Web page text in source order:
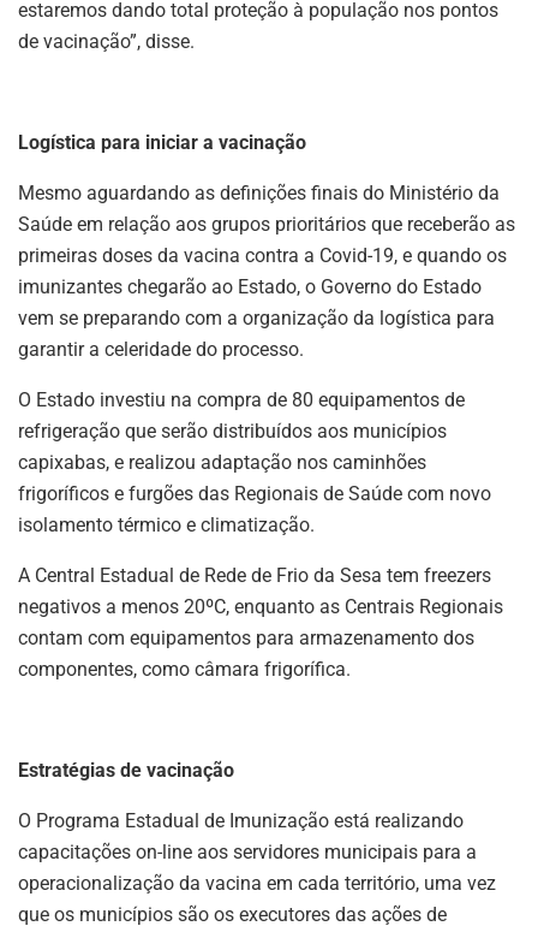
estaremos dando total proteção à população nos pontos
de vacinação”, disse.
Logística para iniciar a vacinação
Mesmo aguardando as definições finais do Ministério da
Saúde em relação aos grupos prioritários que receberão as
primeiras doses da vacina contra a Covid-19, e quando os
imunizantes chegarão ao Estado, o Governo do Estado
vem se preparando com a organização da logística para
garantir a celeridade do processo.
O Estado investiu na compra de 80 equipamentos de
refrigeração que serão distribuídos aos municípios
capixabas, e realizou adaptação nos caminhões
frigoríficos e furgões das Regionais de Saúde com novo
isolamento térmico e climatização.
A Central Estadual de Rede de Frio da Sesa tem freezers
negativos a menos 20ºC, enquanto as Centrais Regionais
contam com equipamentos para armazenamento dos
componentes, como câmara frigorífica.
Estratégias de vacinação
O Programa Estadual de Imunização está realizando
capacitações on-line aos servidores municipais para a
operacionalização da vacina em cada território, uma vez
que os municípios são os executores das ações de